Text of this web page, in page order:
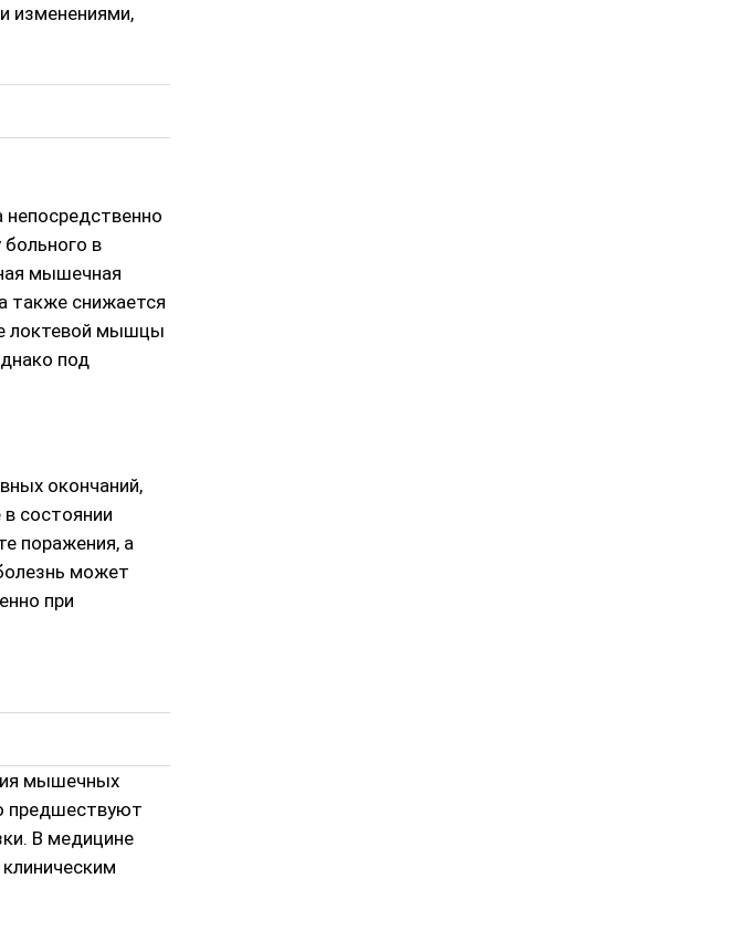
изменениями,
непосредственно
в
мышечная
также снижается
локтевой мышцы
под
окончаний,
состоянии
поражения, а
может
при
мышечных
предшествуют
В медицине